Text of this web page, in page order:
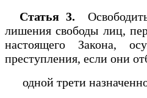
Статья 3.
лишения свободы лиц,
настоящего Закона,
преступления, если они
одной трети